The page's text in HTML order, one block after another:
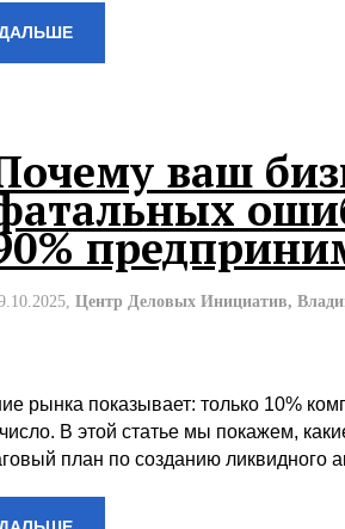
ваш
Центр Деловых Инициатив,
рынка показывает: только 10%
В этой статье мы покажем,
план по созданию ликвидного